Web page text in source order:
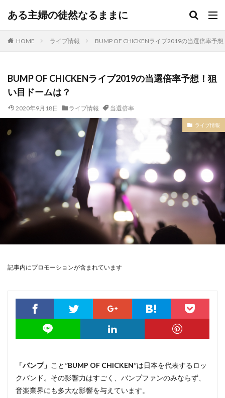
ある主婦の徒然なるままに
HOME ライブ情報 BUMP OF CHICKENライブ2019の当選倍率予
BUMP OF CHICKENライブ2019の当選倍率予想！狙
い目ドームは？
2020年9月18日 ライブ情報 当選倍率
ライブ情報
記事内にプロモーションが含まれています
「バンプ」 こと ”BUMP OF CHICKEN”は日本を代表するロッ
クバンド。その影響力はすごく、バンプファンのみならず、
音楽業界にも多大な影響を与えています。